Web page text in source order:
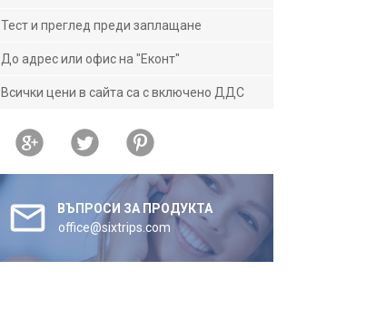
Тест и преглед преди заплащане
До адрес или офис на "Еконт"
Всички цени в сайта са с включено ДДС
ВЪПРОСИ ЗА ПРОДУКТА
office@sixtrips.com